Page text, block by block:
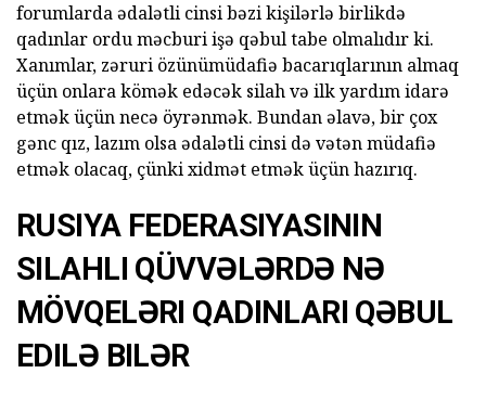
forumlarda ədalətli cinsi bəzi kişilərlə birlikdə
qadınlar ordu məcburi işə qəbul tabe olmalıdır ki.
Xanımlar, zəruri özünümüdafiə bacarıqlarının almaq
üçün onlara kömək edəcək silah və ilk yardım idarə
etmək üçün necə öyrənmək. Bundan əlavə, bir çox
gənc qız, lazım olsa ədalətli cinsi də vətən müdafiə
etmək olacaq, çünki xidmət etmək üçün hazırıq.
RUSIYA FEDERASIYASININ
SILAHLI QÜVVƏLƏRDƏ NƏ
MÖVQELƏRI QADINLARI QƏBUL
EDILƏ BILƏR